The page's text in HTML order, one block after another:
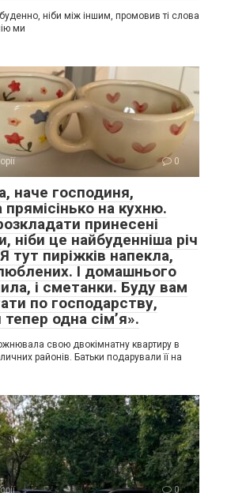
буденно, ніби між іншим, промовив ті слова
ми
0
наче господиня,
на кухню.
принесені
ніби це найбуденніша річ
тут пиріжків напекла,
І домашнього
і сметанки. Буду вам
по господарству,
одна сім’я».
свою двокімнатну квартиру в
районів. Батьки подарували її на
0